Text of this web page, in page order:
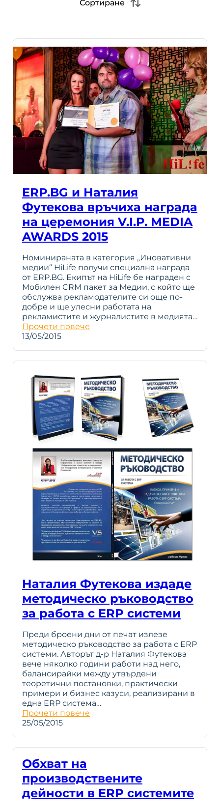
Сортиране
ERP.BG и Наталия
Футекова връчиха награда
на церемония V.I.P. MEDIA
AWARDS 2015
Номинираната в категория „Иновативни
медии“ HiLife получи специална награда
от ERP.BG. Екипът на HiLife бе награден с
Мобилен CRM пакет за Медии, с който ще
обслужва рекламодателите си още по-
добре и ще улесни работата на
рекламистите и журналистите в медията…
Прочети повече
13/05/2015
Наталия Футекова издаде
методическо ръководство
за работа с ERP системи
Преди броени дни от печат излезе
методическо ръководство за работа с ERP
системи. Авторът д-р Наталия Футекова
вече няколко години работи над него,
балансирайки между утвърдени
теоретични постановки, практически
примери и бизнес казуси, реализирани в
една ERP система…
Прочети повече
25/05/2015
Обхват на
производствените
дейности в ERP системите